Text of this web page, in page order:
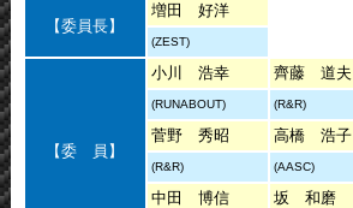
【委員長】
増田 好洋
(ZEST)
【委 員】
小川 浩幸 齊藤 道夫
(RUNABOUT) (R&R)
菅野 秀昭 高橋 浩子
(R&R) (AASC)
中田 博信 坂 和磨